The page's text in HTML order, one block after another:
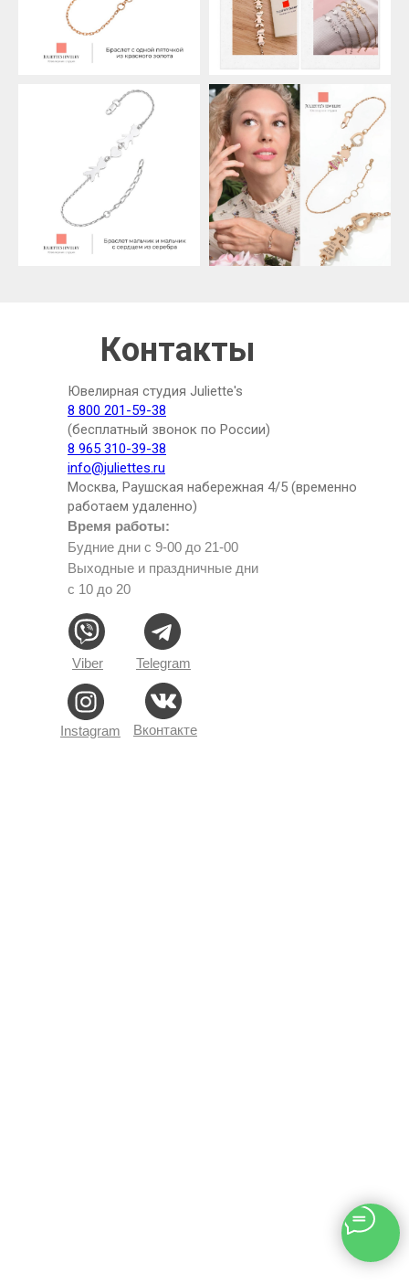
Время работы:
Будние дни с 9-00 до 21-00
Выходные и праздничные дни
с 10 до 20
Telegram
Viber
Instagram
Ювелирная студия Juliette's
8 800 201-59-38
(бесплатный звонок по России)
8 965 310-39-38
info@juliettes.ru
Москва, Раушская набережная 4/5 (временно
работаем удаленно)
Контакты
Вконтакте